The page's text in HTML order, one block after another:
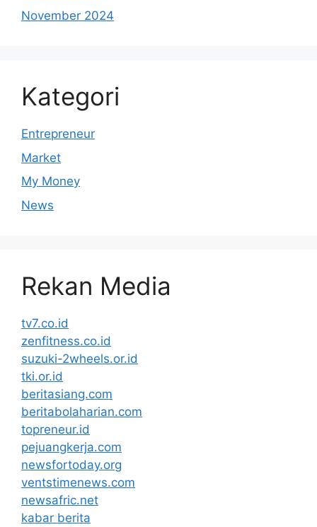
November 2024
Kategori
Entrepreneur
Market
My Money
News
Rekan Media
tv7.co.id
zenfitness.co.id
suzuki-2wheels.or.id
tki.or.id
beritasiang.com
beritabolaharian.com
topreneur.id
pejuangkerja.com
newsfortoday.org
ventstimenews.com
newsafric.net
kabar berita